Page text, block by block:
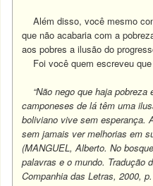
Além disso, você mesmo
que não acabaria com a
aos pobres a ilusão do
Foi você quem escreveu
“Não nego que haja pobreza
camponeses de lá têm uma
boliviano vive sem esperança.
sem jamais ver melhorias em
(MANGUEL, Alberto. No
palavras e o mundo. Tradução
Companhia das Letras, 2000,